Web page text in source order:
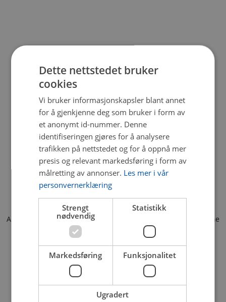
Application error: a client-side exception has occurred (see the
browser console for more information).
Dette nettstedet bruker
cookies
Vi bruker informasjonskapsler blant annet
for å gjenkjenne deg som bruker i form av
et anonymt id-nummer. Denne
identifiseringen gjøres for å analysere
trafikken på nettstedet og for å oppnå mer
presis og relevant markedsføring i form av
målretting av annonser. Les mer i vår
personvernerklæring
Strengt
nødvendig
Statistikk
Markedsføring Funksjonalitet
Ugradert